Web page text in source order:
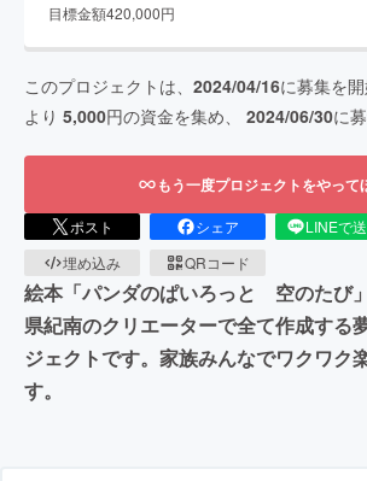
目標金額420,000円
このプロジェクトは、 2024/04/16に募集を開
より 5,000円の資金を集め、 2024/06/30に
もう一度プロジェクトをやって
ポスト シェア LINEで
埋め込み
QRコード
絵本「パンダのぱいろっと 空のたび
県紀南のクリエーターで全て作成する
ジェクトです。家族みんなでワクワク
す。